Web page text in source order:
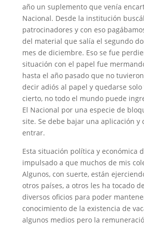
año un suplemento que venía
Nacional. Desde la institución
patrocinadores y con eso
del material que salía el segundo
mes de diciembre. Eso se fue
situación con el papel fue
hasta el año pasado que no
decir adiós al papel y quedarse solo
cierto, no todo el mundo puede
El Nacional por una especie de
site. Se debe bajar una aplicación y
entrar.
Esta situación política y económica
impulsado a que muchos de mis
Algunos, con suerte, están
otros países, a otros les ha tocado
diversos oficios para poder
conocimiento de la existencia de
algunos medios pero la